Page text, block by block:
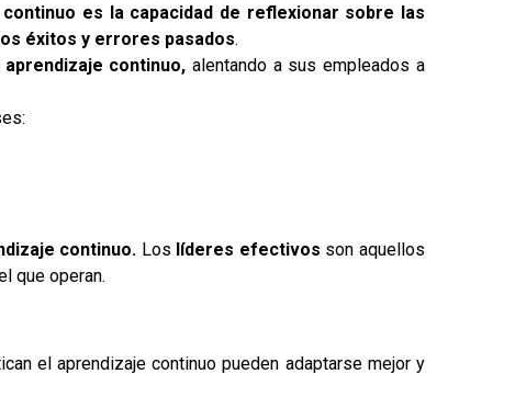
continuo es la capacidad de reflexionar sobre las
éxitos y errores pasados.
continuo, alentando a sus empleados a
continuo. Los líderes efectivos son aquellos
que operan.
el aprendizaje continuo pueden adaptarse mejor y